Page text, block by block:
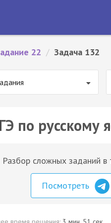
22 / Задача 132
по русскому
Разбор сложных заданий в
Посмотреть